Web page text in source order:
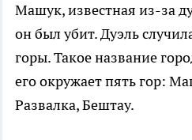
Машук, известная из-за
он был убит. Дуэль
горы. Такое название
его окружает пять гор:
Развалка, Бештау.